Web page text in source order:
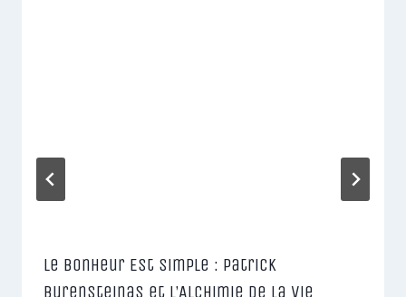
Le Bonheur Est Simple : Patrick
Burensteinas et l’Alchimie de la Vie